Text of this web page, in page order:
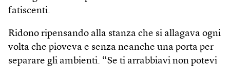
fatiscenti.
Ridono ripensando alla stanza che si allagava ogni
volta che pioveva e senza neanche una porta per
separare gli ambienti. “Se ti arrabbiavi non potevi